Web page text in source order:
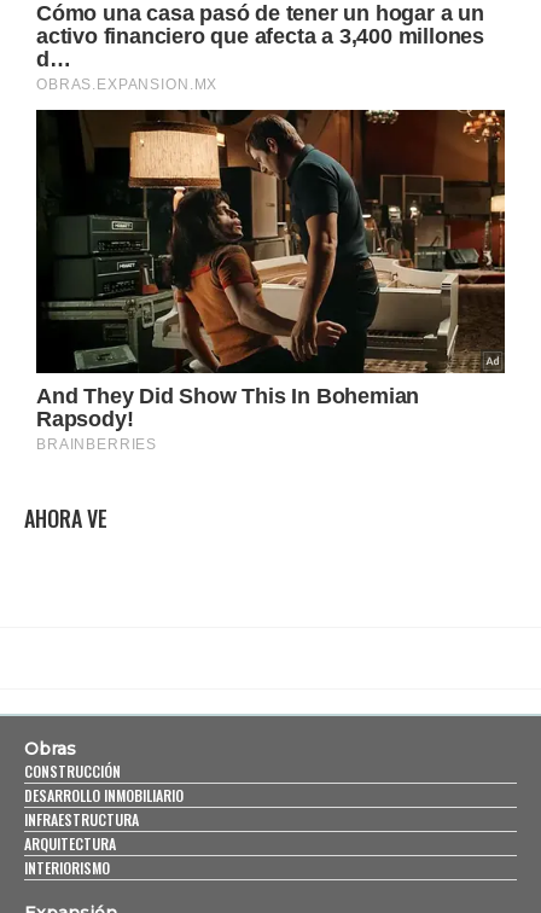
AHORA VE
Obras
CONSTRUCCIÓN
DESARROLLO INMOBILIARIO
INFRAESTRUCTURA
ARQUITECTURA
INTERIORISMO